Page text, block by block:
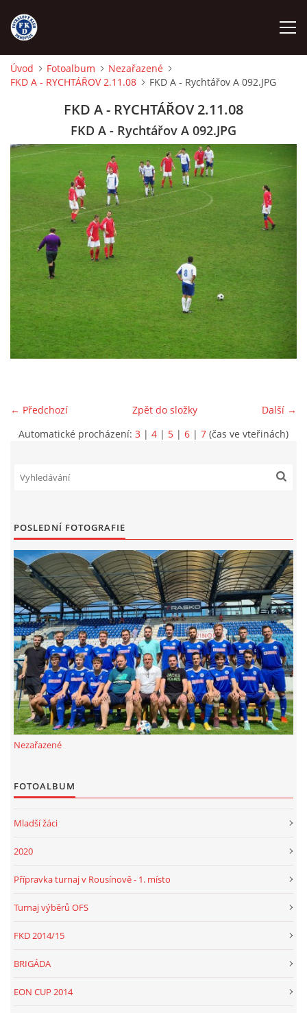
ÚVOD
FKD A
FKD B
STARŠÍ DOROST
STARŠÍ ŽÁCI
MLADŠÍ ŽÁCI
STARŠÍ PŘÍPRAVKA R 2012 + 2013
ARCHÍV
DOTACE
FKD, z.s.
Drnovice 704
68304 Drnovice
ičo 27005305
č.ú. 3227086359 / 0800
© 2026 eStránky.cz |RSS
Úvod Fotoalbum
Nezařazené
FKD A - RYCHTÁŘOV 2.11.08
FKD A - Rychtářov A 092.JPG
FKD A - RYCHTÁŘOV 2.11.08
FKD A - Rychtářov A 092.JPG
← Předchozí Další →
Zpět do složky
Automatické procházení: 3 | 4 | 5 | 6 | 7 (čas ve vteřinách)
POSLEDNÍ FOTOGRAFIE
Nezařazené
FOTOALBUM
Mladší žáci
2020
Přípravka turnaj v Rousínově - 1. místo
Turnaj výběrů OFS
FKD 2014/15
BRIGÁDA
EON CUP 2014